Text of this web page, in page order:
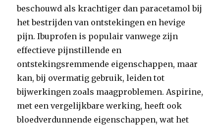
beschouwd als krachtiger dan paracetamol bij
het bestrijden van ontstekingen en hevige
pijn. Ibuprofen is populair vanwege zijn
effectieve pijnstillende en
ontstekingsremmende eigenschappen, maar
kan, bij overmatig gebruik, leiden tot
bijwerkingen zoals maagproblemen. Aspirine,
met een vergelijkbare werking, heeft ook
bloedverdunnende eigenschappen, wat het